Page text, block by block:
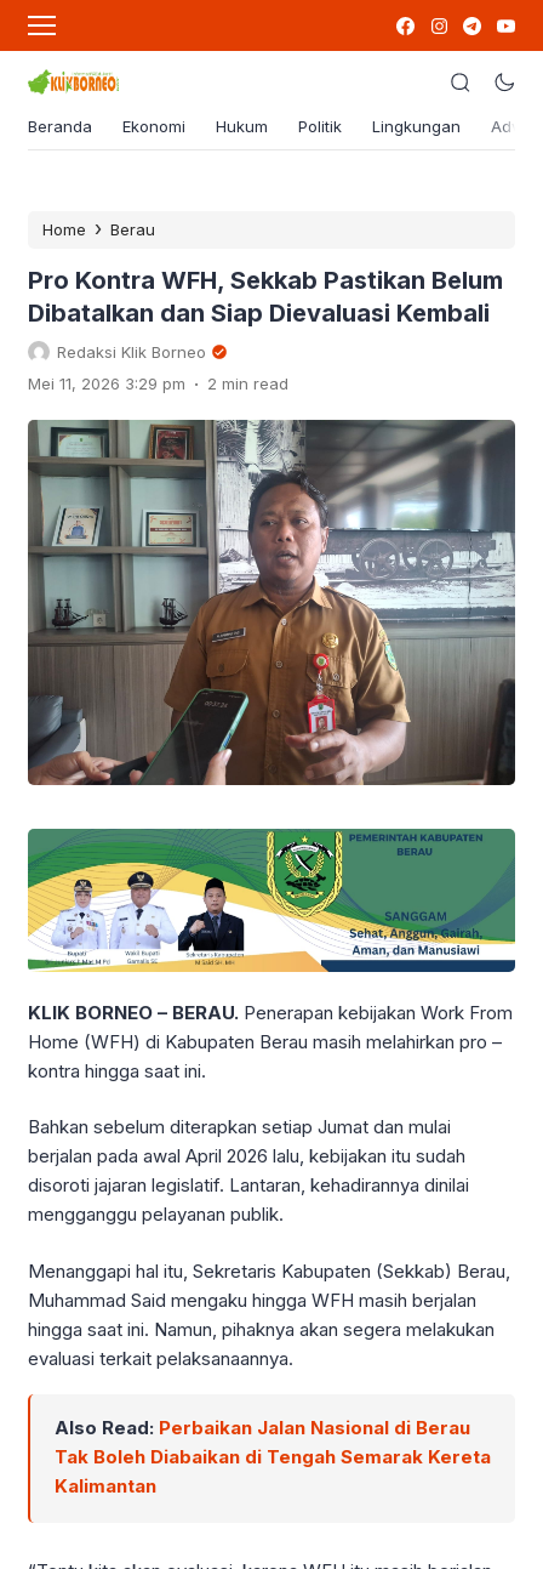
Beranda Ekonomi Hukum Politik Lingkungan
Home › Berau
Pro Kontra WFH, Sekkab Pastikan Belum
Dibatalkan dan Siap Dievaluasi Kembali
Redaksi Klik Borneo
Mei 11, 2026 3:29 pm . 2 min read
KLIK BORNEO – BERAU. Penerapan kebijakan Work From
Home (WFH) di Kabupaten Berau masih melahirkan pro –
kontra hingga saat ini.
Bahkan sebelum diterapkan setiap Jumat dan mulai
berjalan pada awal April 2026 lalu, kebijakan itu sudah
disoroti jajaran legislatif. Lantaran, kehadirannya dinilai
mengganggu pelayanan publik.
Menanggapi hal itu, Sekretaris Kabupaten (Sekkab) Berau,
Muhammad Said mengaku hingga WFH masih berjalan
hingga saat ini. Namun, pihaknya akan segera melakukan
evaluasi terkait pelaksanaannya.
Also Read: Perbaikan Jalan Nasional di Berau
Tak Boleh Diabaikan di Tengah Semarak Kereta
Kalimantan